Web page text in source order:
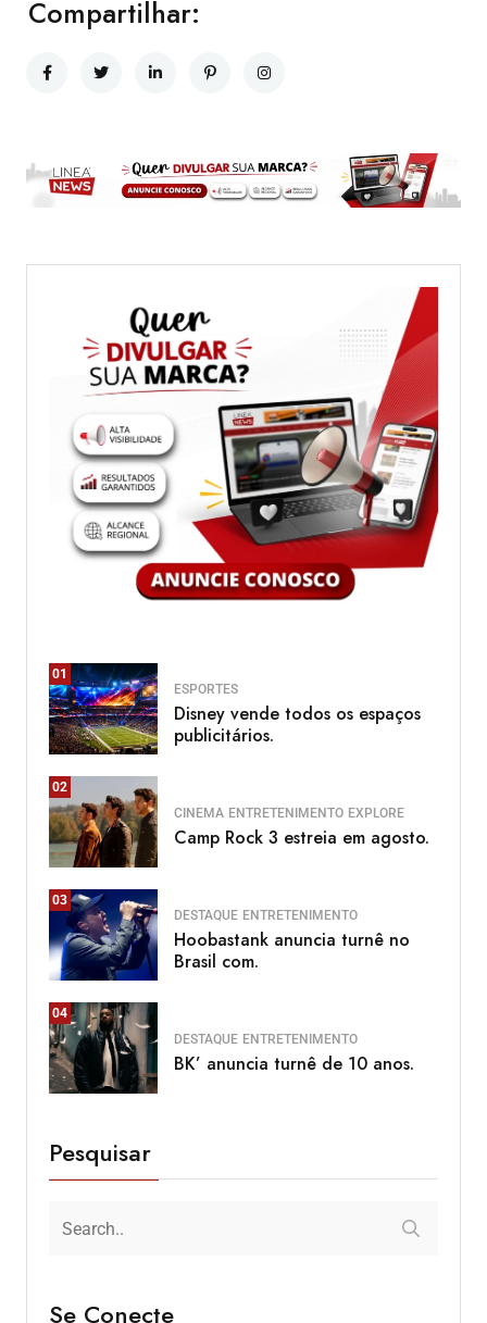
Compartilhar:
01
ESPORTES
Disney vende todos os espaços
publicitários.
02
CINEMA ENTRETENIMENTO EXPLORE
Camp Rock 3 estreia em agosto.
03
DESTAQUE ENTRETENIMENTO
Hoobastank anuncia turnê no
Brasil com.
04
DESTAQUE ENTRETENIMENTO
BK’ anuncia turnê de 10 anos.
Pesquisar
Se Conecte